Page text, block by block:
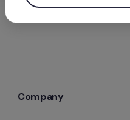
Company